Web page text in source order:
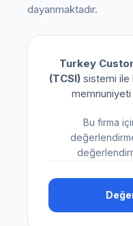
dayanmaktadır.
Turkey
(TCSI)sistemi ile
Bu firma